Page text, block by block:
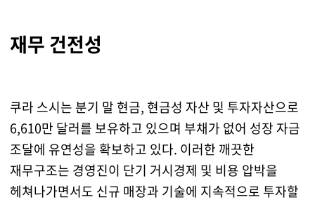
재무 건전성
쿠라 스시는 분기 말 현금, 현금성 자산 및 투자자산으로
6,610만 달러를 보유하고 있으며 부채가 없어 성장 자금
조달에 유연성을 확보하고 있다. 이러한 깨끗한
재무구조는 경영진이 단기 거시경제 및 비용 압박을
헤쳐나가면서도 신규 매장과 기술에 지속적으로 투자할